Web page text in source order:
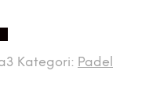
Kategori: Padel